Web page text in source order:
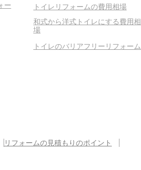
トイレリフォームの費用相場
和式から洋式トイレにする費用相
場
トイレのバリアフリーリフォーム
ー
リフォームの見積もりのポイント